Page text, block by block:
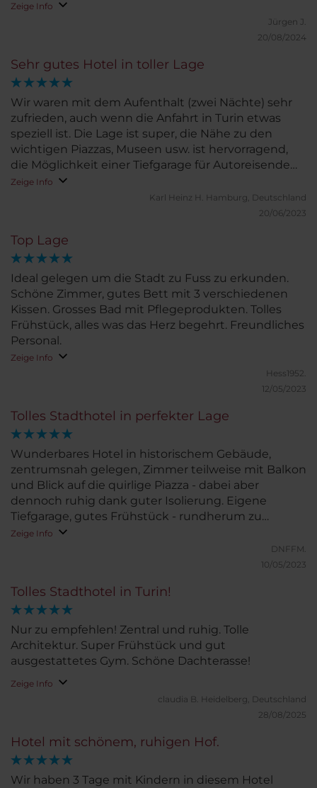
Tolles Stadthotel in Turin!
Nur zu empfehlen! Zentral und ruhig. Tolle
Architektur. Super Frühstück und gut
ausgestattetes Gym. Schöne Dachterasse!
Zeige Info
claudia B. Heidelberg, Deutschland
28/08/2025
Hotel mit schönem, ruhigen Hof.
Wir haben 3 Tage mit Kindern in diesem Hotel
Zeige Info
Jürgen J.
20/08/2024
Sehr gutes Hotel in toller Lage
Wir waren mit dem Aufenthalt (zwei Nächte) sehr
zufrieden, auch wenn die Anfahrt in Turin etwas
speziell ist. Die Lage ist super, die Nähe zu den
wichtigen Piazzas, Museen usw. ist hervorragend,
die Möglichkeit einer Tiefgarage für Autoreisende
sehr wichtig.
Zeige Info
Karl Heinz H. Hamburg, Deutschland
20/06/2023
Top Lage
Ideal gelegen um die Stadt zu Fuss zu erkunden.
Schöne Zimmer, gutes Bett mit 3 verschiedenen
Kissen. Grosses Bad mit Pflegeprodukten. Tolles
Frühstück, alles was das Herz begehrt. Freundliches
Personal.
Zeige Info
Hess1952.
12/05/2023
Tolles Stadthotel in perfekter Lage
Wunderbares Hotel in historischem Gebäude,
zentrumsnah gelegen, Zimmer teilweise mit Balkon
und Blick auf die quirlige Piazza - dabei aber
dennoch ruhig dank guter Isolierung. Eigene
Tiefgarage, gutes Frühstück - rundherum zu
empfehlen!
Zeige Info
DNFFM.
10/05/2023